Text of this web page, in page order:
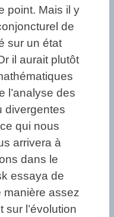
point. Mais il y
de
sur un état
il aurait plutôt
l’analyse des
divergentes
qui nous
arrivera à
dans le
essaya de
manière assez
sur l’évolution